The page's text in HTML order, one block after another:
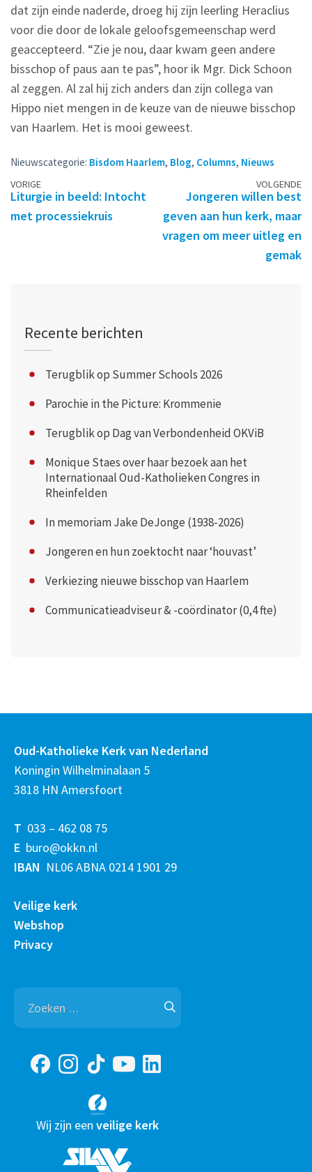
dat zijn einde naderde, droeg hij zijn leerling Heraclius
voor die door de lokale geloofsgemeenschap werd
geaccepteerd. “Zie je nou, daar kwam geen andere
bisschop of paus aan te pas”, hoor ik Mgr. Dick Schoon
al zeggen. Al zal hij zich anders dan zijn collega van
Hippo niet mengen in de keuze van de nieuwe bisschop
van Haarlem. Het is mooi geweest.
Nieuwscategorie: Bisdom Haarlem, Blog, Columns, Nieuws
Berichtennavigatie
VORIGE
Liturgie in beeld: Intocht
met processiekruis
VOLGENDE
Jongeren willen best
geven aan hun kerk, maar
vragen om meer uitleg en
gemak
Recente berichten
Terugblik op Summer Schools 2026
Parochie in the Picture: Krommenie
Terugblik op Dag van Verbondenheid OKViB
Monique Staes over haar bezoek aan het
Internationaal Oud-Katholieken Congres in
Rheinfelden
In memoriam Jake DeJonge (1938-2026)
Jongeren en hun zoektocht naar ‘houvast’
Verkiezing nieuwe bisschop van Haarlem
Communicatieadviseur & -coördinator (0,4 fte)
Oud-Katholieke Kerk van Nederland
Koningin Wilhelminalaan 5
3818 HN Amersfoort
T 033 – 462 08 75
E buro@okkn.nl
IBAN NL06 ABNA 0214 1901 29
Veilige kerk
Webshop
Privacy
Zoeken
naar:
Wij zijn een veilige kerk